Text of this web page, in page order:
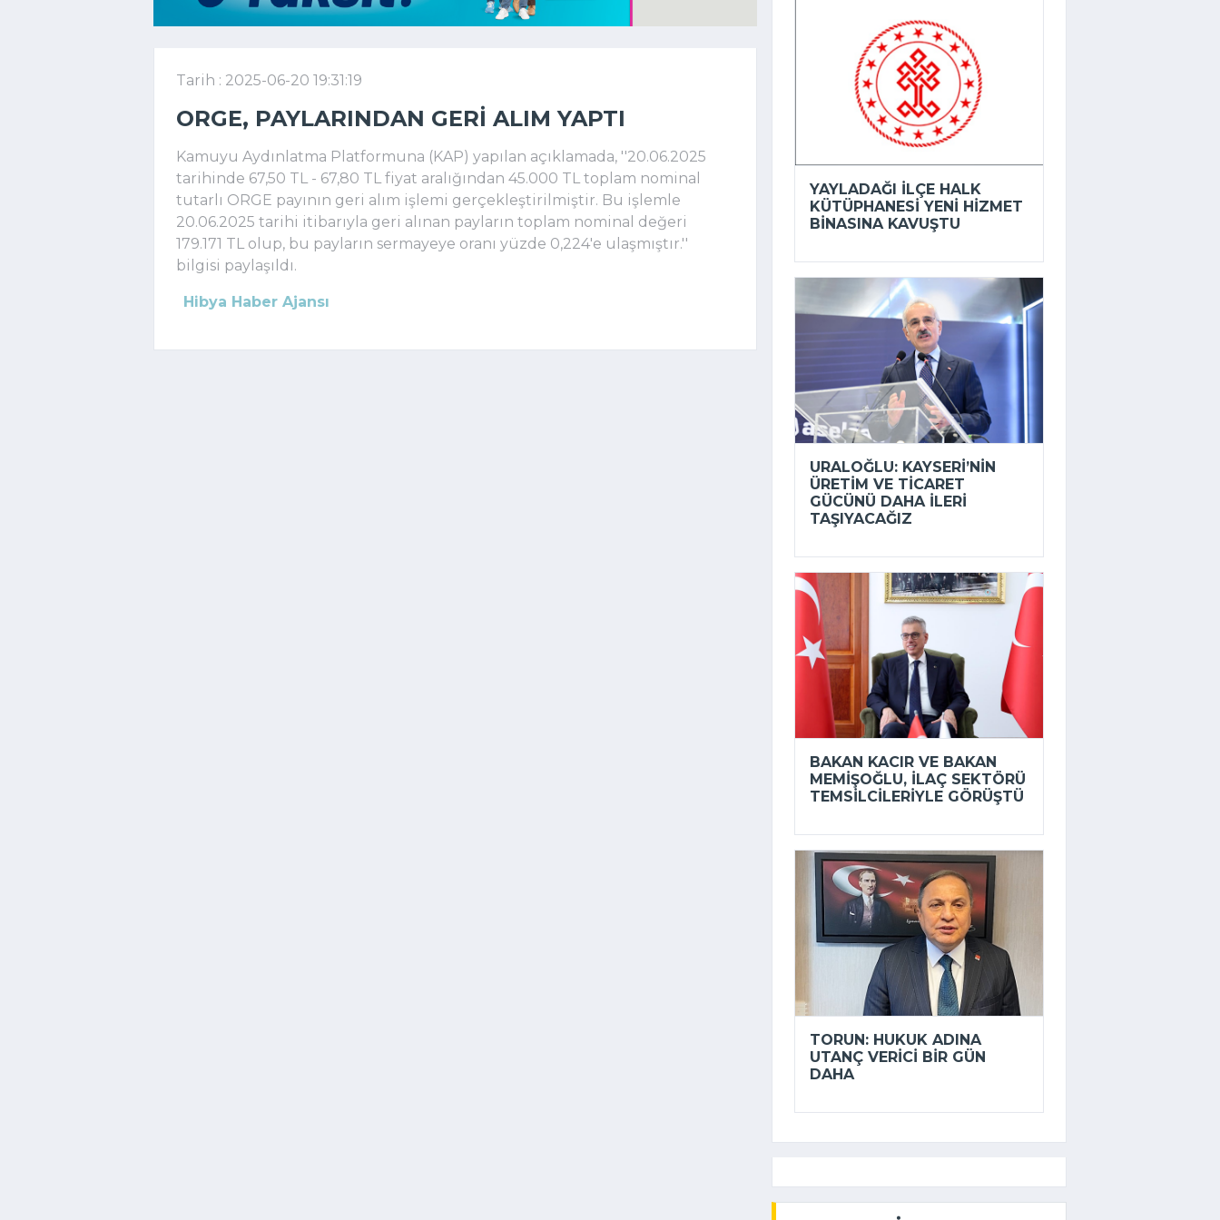
Tarih : 2025-06-20 19:31:19
ORGE, PAYLARINDAN GERI ALIM YAPTI
Kamuyu Aydınlatma Platformuna (KAP) yapılan açıklamada, ''20.06.2025
tarihinde 67,50 TL - 67,80 TL fiyat aralığından 45.000 TL toplam nominal
tutarlı ORGE payının geri alım işlemi gerçekleştirilmiştir. Bu işlemle
20.06.2025 tarihi itibarıyla geri alınan payların toplam nominal değeri
179.171 TL olup, bu payların sermayeye oranı yüzde 0,224'e ulaşmıştır.''
bilgisi paylaşıldı.
Hibya Haber Ajansı
YAYLADAĞI İLÇE HALK
KÜTÜPHANESI YENI HIZMET
BINASINA KAVUŞTU
URALOĞLU: KAYSERI’NIN
ÜRETIM VE TICARET
GÜCÜNÜ DAHA ILERI
TAŞIYACAĞIZ
BAKAN KACIR VE BAKAN
MEMIŞOĞLU, ILAÇ SEKTÖRÜ
TEMSILCILERIYLE GÖRÜŞTÜ
TORUN: HUKUK ADINA
UTANÇ VERICI BIR GÜN
DAHA